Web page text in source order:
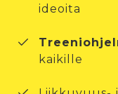
ideoita
kaikille